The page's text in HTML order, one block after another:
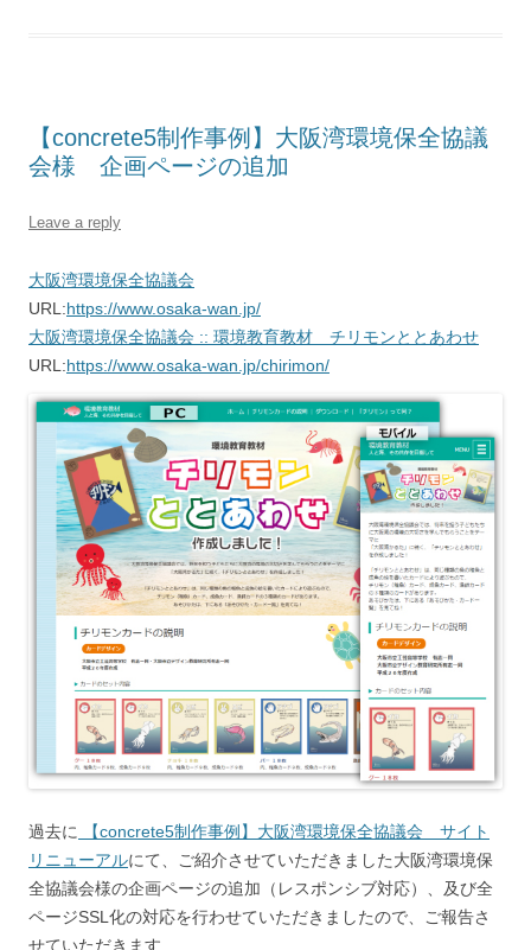
【concrete5制作事例】大阪湾環境保全協議
会様 企画ページの追加
Leave a reply
大阪湾環境保全協議会
URL:https://www.osaka-wan.jp/
大阪湾環境保全協議会 :: 環境教育教材 チリモンととあわせ
URL:https://www.osaka-wan.jp/chirimon/
過去に
【concrete5制作事例】大阪湾環境保全協議会 サイト
リニューアルにて、ご紹介させていただきました大阪湾環境保
全協議会様の企画ページの追加（レスポンシブ対応）、及び全
ページSSL化の対応を行わせていただきましたので、ご報告さ
せていただきます